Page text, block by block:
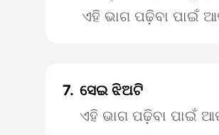
ଏହି ଭାଗ ପଢ଼ିବା ପାଇଁ
7. ସେଇ ଝିଅଟି
ଏହି ଭାଗ ପଢ଼ିବା ପାଇଁ